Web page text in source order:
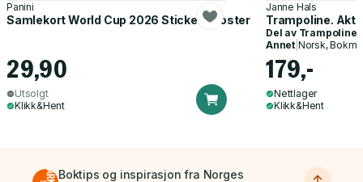
Panini
Samlekort World Cup 2026 Sticker Booster
29,90
Utsolgt
Klikk&Hent
Janne Hals
Trampoline.
Del av Trampoline
Annet| Norsk,
179,-
Nettlager
Klikk&Hent
Boktips og inspirasjon fra Norges